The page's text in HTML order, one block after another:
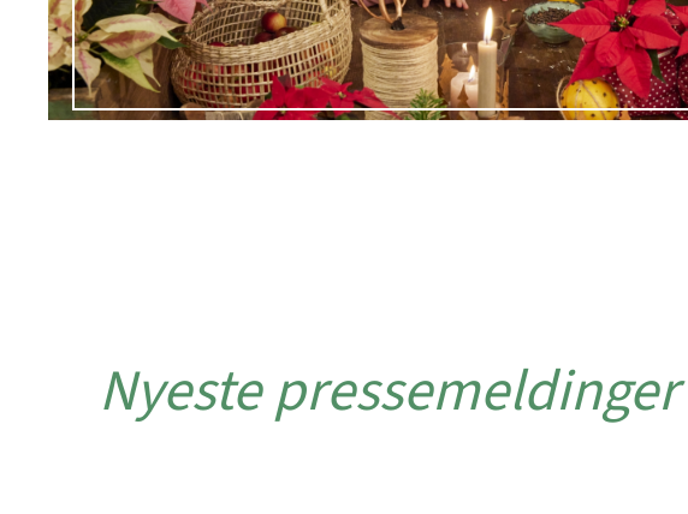
Nyeste pressemeldinger